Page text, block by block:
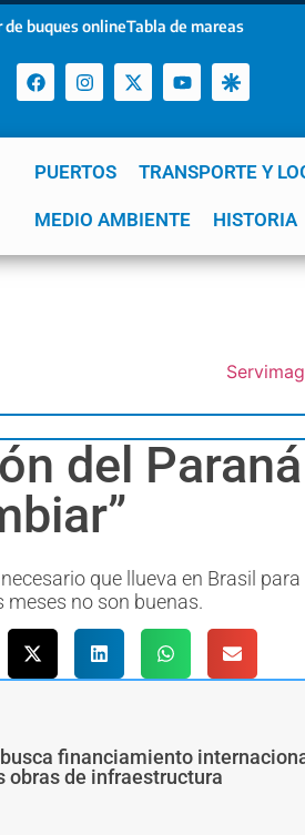
de buques onlineTabla de mareas
PUERTOS TRANSPORTE Y
MEDIO AMBIENTE HISTORIA
YPF GNL Mar del Plata
del
que llueva en Brasil
meses no son buenas.
financiamiento
obras de infraestructura
de